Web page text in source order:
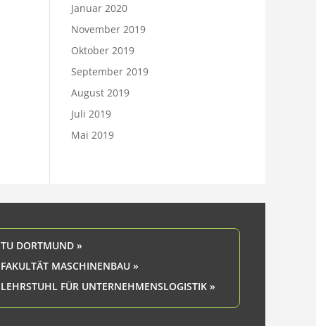
Januar 2020
November 2019
Oktober 2019
September 2019
August 2019
Juli 2019
Mai 2019
TU DORTMUND »
FAKULTÄT MASCHINENBAU »
LEHRSTUHL FÜR UNTERNEHMENSLOGISTIK »